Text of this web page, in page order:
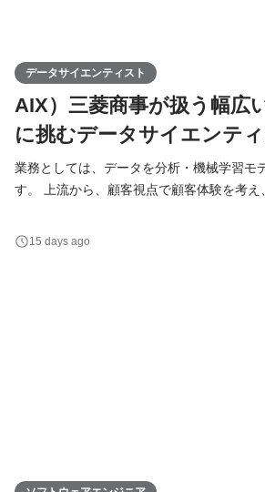
データサイエンティスト
AIX）三菱商事が扱う幅広
に挑むデータサイエンティ
業務としては、データを分析・機械学習モ
す。 上流から、顧客視点で顧客体験を考え
す。 全ての開発したものは、APIを通して
ビスで構築することで、スケーラブルな開
15 days ago